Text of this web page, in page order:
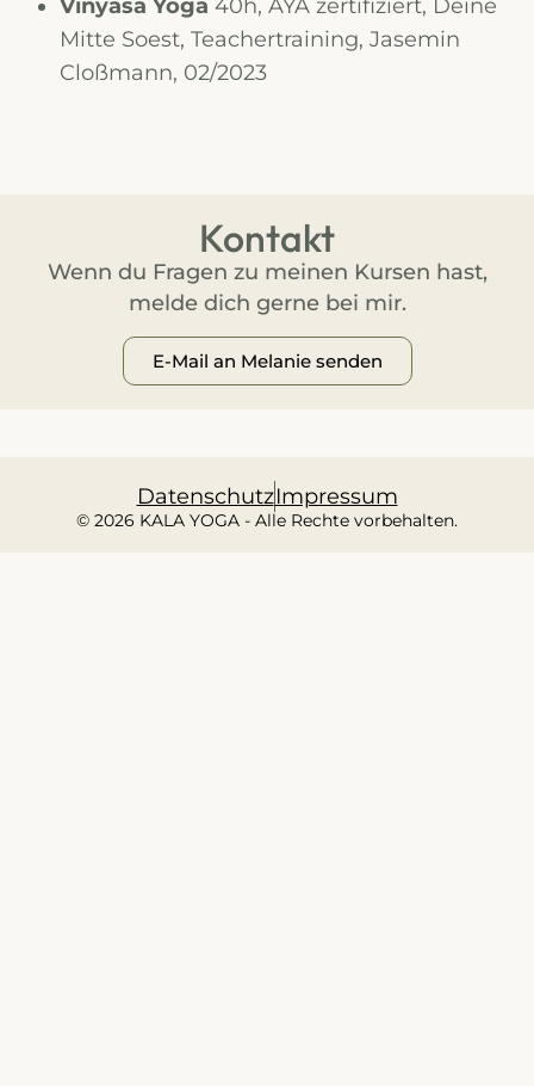
Vinyasa Yoga 40h, AYA zertifiziert, Deine
Mitte Soest, Teachertraining, Jasemin
Cloßmann, 02/2023
Kontakt
Wenn du Fragen zu meinen Kursen hast,
melde dich gerne bei mir.
E-Mail an Melanie senden
DatenschutzImpressum
© 2026 KALA YOGA - Alle Rechte vorbehalten.